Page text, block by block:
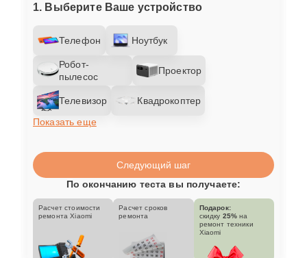
1. Выберите Ваше устройство
Телефон Ноутбук
Робот-
пылесос
Проектор
Телевизор
Квадрокоптер
Показать еще
Следующий шаг
По окончанию теста вы получаете:
Расчет стоимости
ремонта Xiaomi
Расчет сроков
ремонта
Подарок:
скидку 25% на
ремонт техники
Xiaomi